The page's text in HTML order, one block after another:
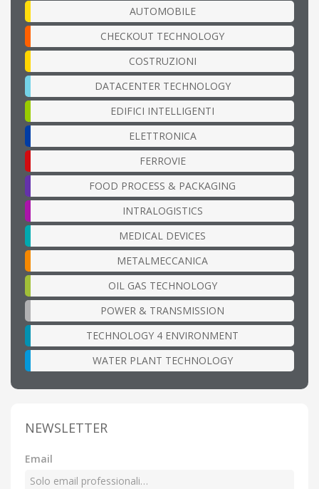
AUTOMOBILE
CHECKOUT TECHNOLOGY
COSTRUZIONI
DATACENTER TECHNOLOGY
EDIFICI INTELLIGENTI
ELETTRONICA
FERROVIE
FOOD PROCESS & PACKAGING
INTRALOGISTICS
MEDICAL DEVICES
METALMECCANICA
OIL GAS TECHNOLOGY
POWER & TRANSMISSION
TECHNOLOGY 4 ENVIRONMENT
WATER PLANT TECHNOLOGY
NEWSLETTER
Email